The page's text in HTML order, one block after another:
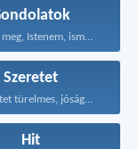
Vizsgálj meg, Istenem, ismerd...
Szeretet
A szeretet türelmes, jóságos...
Hit